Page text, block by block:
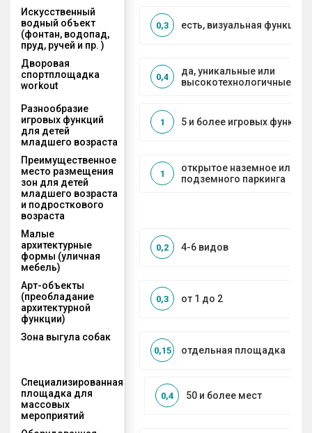
Искусственный
водный объект
(фонтан, водопад,
пруд, ручей и пр. )
есть, визуальная функция
0,3
Дворовая
спортплощадка
workout
да, уникальные или
высокотехнологичные
0,4
Разнообразие
игровых функций
для детей
младшего возраста
5 и более игровых функций
1
Преимущественное
место размещения
зон для детей
младшего возраста
и подросткового
возраста
открытое наземное или на
подземного паркинга
1
Малые
архитектурные
формы (уличная
мебель)
4-6 видов
0,2
Арт-объекты
(преобладание
архитектурной
функции)
от 1 до 2
0,3
Зона выгула собак
отдельная площадка
0,15
Специализированная
площадка для
массовых
мероприятий
50 и более мест
0,4